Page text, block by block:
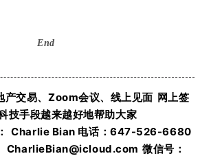
End
产交易、Zoom会议、线上见面 网上签
技手段越来越好地帮助大家
Charlie Bian 电话：647-526-6680
CharlieBian@icloud.com 微信号：